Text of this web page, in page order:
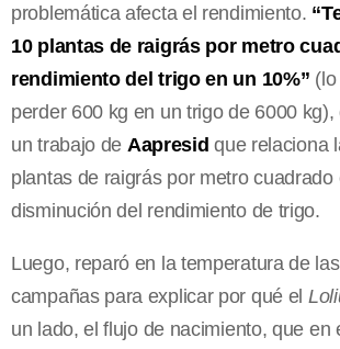
problemática afecta el rendimiento.
10 plantas de raigrás por metro
rendimiento del trigo en un 10%”
perder 600 kg en un trigo de 6000
un trabajo de Aapresidque relaciona
plantas de raigrás por metro cuadrado
disminución del rendimiento de trigo.
Luego, reparó en la temperatura de
campañas para explicar por qué el
un lado, el flujo de nacimiento, que en